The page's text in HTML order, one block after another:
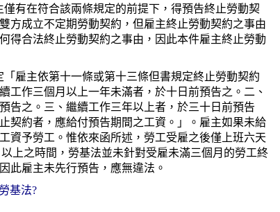
有在符合該兩條規定的前提下，得預告終止勞動契
方成立不定期勞動契約，但雇主終止勞動契約之事由
得合法終止勞動契約之事由，因此本件雇主終止勞動
雇主依第十一條或第十三條但書規定終止勞動契約
工作三個月以上一年未滿者，於十日前預告之。二、
告之。三、繼續工作三年以上者，於三十日前預告
契約者，應給付預告期間之工資。」。雇主如果未給
資予勞工。惟依來函所述，勞工受雇之後僅上班六天
上之時間，勞基法並未針對受雇未滿三個月的勞工終
此雇主未先行預告，應無違法。
基法?